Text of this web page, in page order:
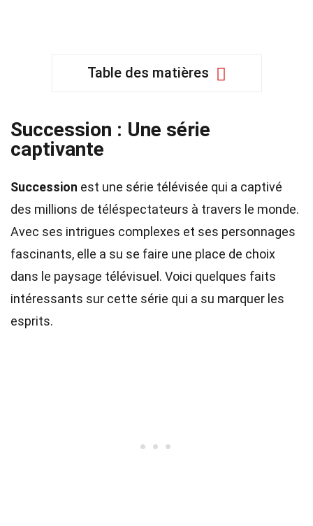
Table des matières
Succession : Une série
captivante
Succession est une série télévisée qui a captivé
des millions de téléspectateurs à travers le monde.
Avec ses intrigues complexes et ses personnages
fascinants, elle a su se faire une place de choix
dans le paysage télévisuel. Voici quelques faits
intéressants sur cette série qui a su marquer les
esprits.